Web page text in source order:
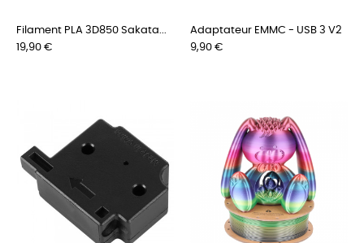
Filament PLA 3D850 Sakata...
Preis
19,90 €
Adaptateur EMMC - USB 3 V2
Preis
9,90 €